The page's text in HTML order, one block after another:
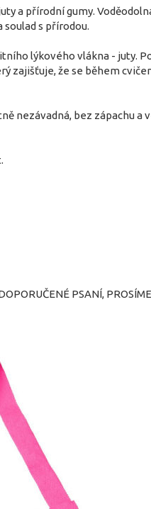
a přírodní gumy.
soulad s přírodou.
lýkového vlákna - juty.
zajišťuje, že se během
nezávadná, bez zápachu a
PSANÍ,